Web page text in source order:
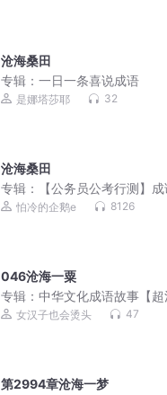
沧海桑田
专辑： 一日一条喜说成语
是娜塔莎耶 32
沧海桑田
专辑：
【公务员公考行测】
怕冷的企鹅e 8126
046沧海一粟
专辑： 中华文化成语故事【
置版400集
女汉子也会烫头 47
第2994章沧海一梦